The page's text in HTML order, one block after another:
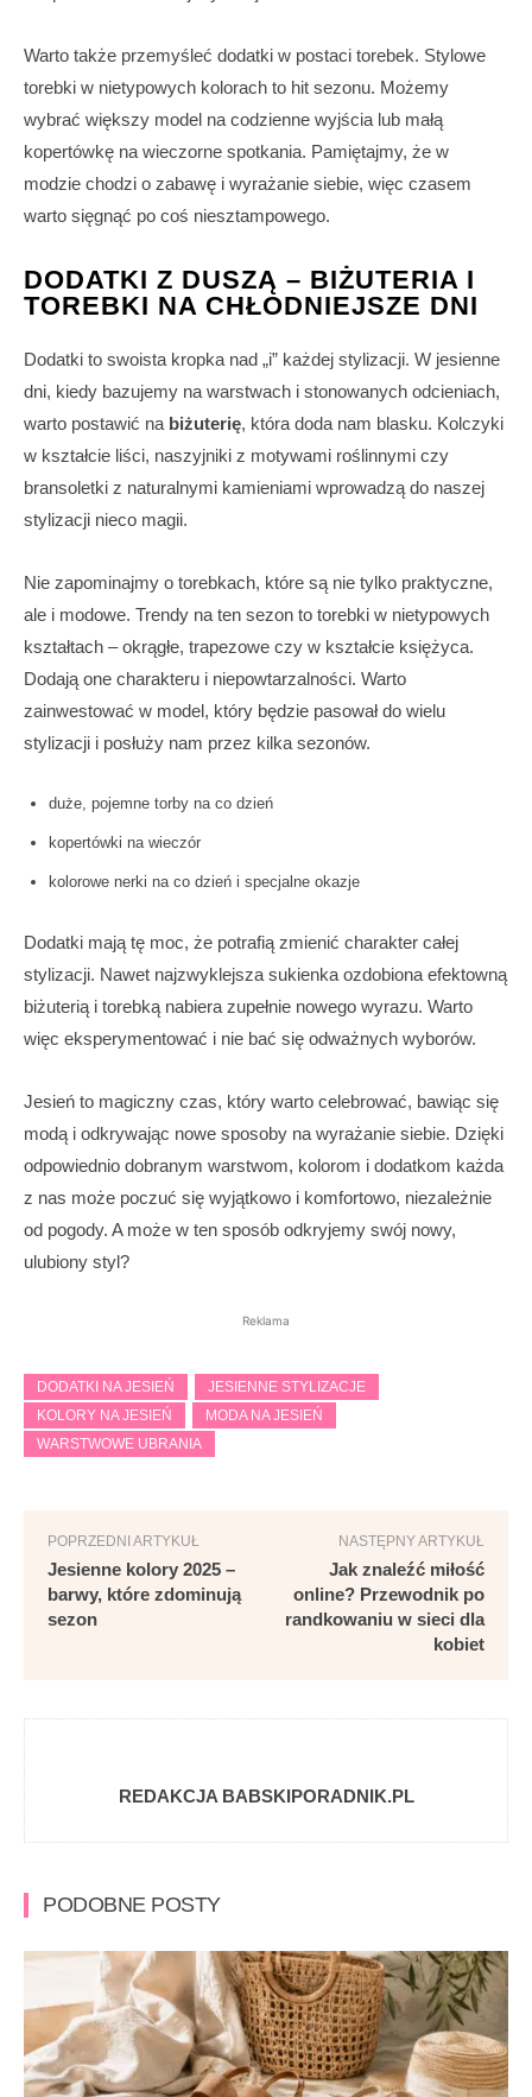
Warto także przemyśleć dodatki w postaci torebek. Stylowe
torebki w nietypowych kolorach to hit sezonu. Możemy
wybrać większy model na codzienne wyjścia lub małą
kopertówkę na wieczorne spotkania. Pamiętajmy, że w
modzie chodzi o zabawę i wyrażanie siebie, więc czasem
warto sięgnąć po coś niesztampowego.
DODATKI Z DUSZĄ – BIŻUTERIA I
TOREBKI NA CHŁODNIEJSZE DNI
Dodatki to swoista kropka nad „i” każdej stylizacji. W jesienne
dni, kiedy bazujemy na warstwach i stonowanych odcieniach,
warto postawić na biżuterię, która doda nam blasku. Kolczyki
w kształcie liści, naszyjniki z motywami roślinnymi czy
bransoletki z naturalnymi kamieniami wprowadzą do naszej
stylizacji nieco magii.
Nie zapominajmy o torebkach, które są nie tylko praktyczne,
ale i modowe. Trendy na ten sezon to torebki w nietypowych
kształtach – okrągłe, trapezowe czy w kształcie księżyca.
Dodają one charakteru i niepowtarzalności. Warto
zainwestować w model, który będzie pasował do wielu
stylizacji i posłuży nam przez kilka sezonów.
duże, pojemne torby na co dzień
kopertówki na wieczór
kolorowe nerki na co dzień i specjalne okazje
Dodatki mają tę moc, że potrafią zmienić charakter całej
stylizacji. Nawet najzwyklejsza sukienka ozdobiona efektowną
biżuterią i torebką nabiera zupełnie nowego wyrazu. Warto
więc eksperymentować i nie bać się odważnych wyborów.
Jesień to magiczny czas, który warto celebrować, bawiąc się
modą i odkrywając nowe sposoby na wyrażanie siebie. Dzięki
odpowiednio dobranym warstwom, kolorom i dodatkom każda
z nas może poczuć się wyjątkowo i komfortowo, niezależnie
od pogody. A może w ten sposób odkryjemy swój nowy,
ulubiony styl?
Reklama
DODATKI NA JESIEŃ
JESIENNE STYLIZACJE
KOLORY NA JESIEŃ
MODA NA JESIEŃ
WARSTWOWE UBRANIA
POPRZEDNI ARTYKUŁ
Jesienne kolory 2025 –
barwy, które zdominują
sezon
NASTĘPNY ARTYKUŁ
Jak znaleźć miłość
online? Przewodnik po
randkowaniu w sieci dla
kobiet
REDAKCJA BABSKIPORADNIK.PL
PODOBNE POSTY